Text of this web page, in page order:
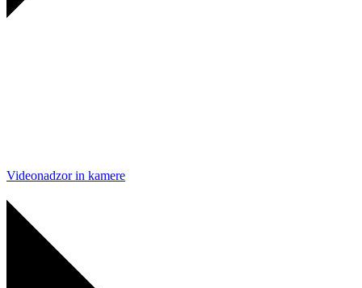
Videonadzor in kamere